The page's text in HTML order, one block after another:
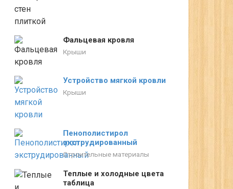
Фальцевая кровля
Крыши
Устройство мягкой кровли
Крыши
Пенополистирол
экструдированный
Строительные материалы
Теплые и холодные цвета
таблица